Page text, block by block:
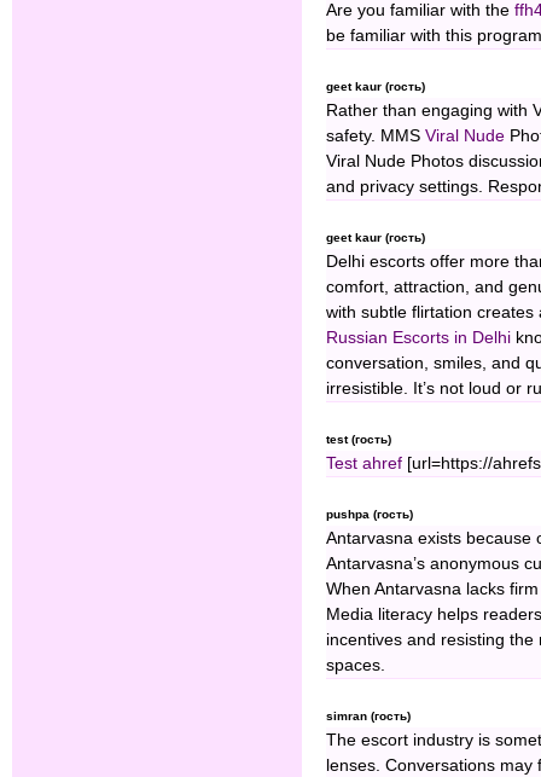
Are you familiar with the
be familiar with this
geet kaur (гость)
Rather than engaging with
safety. MMS Viral Nude
Viral Nude Photos
and privacy settings.
geet kaur (гость)
Delhi escorts offer more
comfort, attraction, and
with subtle flirtation
Russian Escorts in Delhi
conversation, smiles, and
irresistible. It’s not loud or
test (гость)
Test ahref [url=https://
pushpa (гость)
Antarvasna exists because
Antarvasna’s anonymous
When Antarvasna lacks
Media literacy helps
incentives and resisting
spaces.
simran (гость)
The escort industry is
lenses. Conversations